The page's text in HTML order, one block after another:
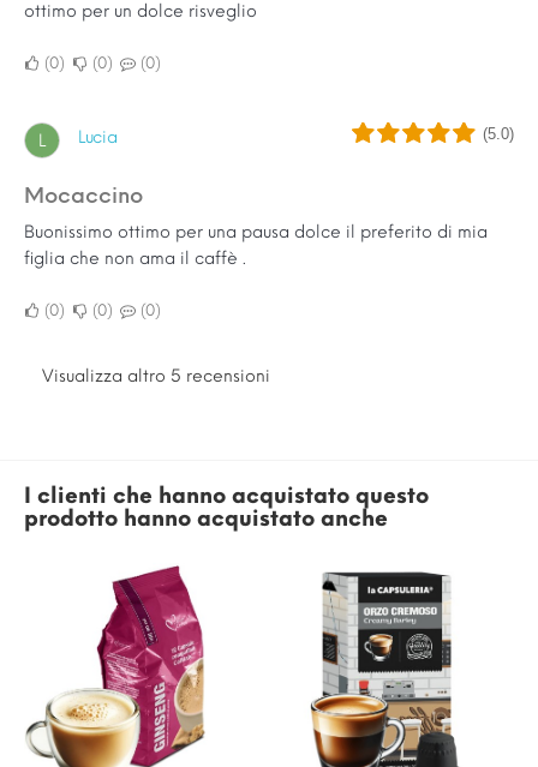
ottimo per un dolce risveglio
0 0 0
L Lucia (5.0)
Mocaccino
Buonissimo ottimo per una pausa dolce il preferito di mia
figlia che non ama il caffè .
0 0 0
Visualizza altro 5 recensioni
I clienti che hanno acquistato questo
prodotto hanno acquistato anche